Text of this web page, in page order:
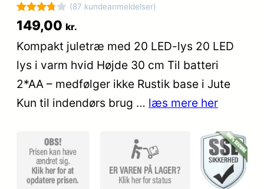
Bedømt
3.8ud af
5
baseret
87
kundebed
(87 kundeanmeldelser)
149,00 kr.
Kompakt juletræ med 20 LED-lys 20 LED
lys i varm hvid Højde 30 cm Til batteri
2*AA – medfølger ikke Rustik base i Jute
Kun til indendørs brug … læs mere her